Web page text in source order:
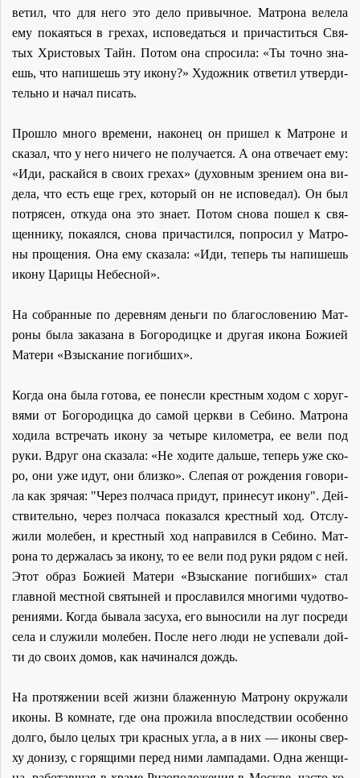
ве­тил, что для него это де­ло при­выч­ное. Мат­ро­на ве­ле­ла
ему по­ка­ять­ся в гре­хах, ис­по­ве­дать­ся и при­ча­стить­ся Свя­
тых Хри­сто­вых Тайн. По­том она спро­си­ла: «Ты точ­но зна­
ешь, что на­пи­шешь эту ико­ну?» Ху­дож­ник от­ве­тил утвер­ди­
тель­но и на­чал пи­сать.
Про­шло мно­го вре­ме­ни, на­ко­нец он при­шел к Мат­роне и
ска­зал, что у него ни­че­го не по­лу­ча­ет­ся. А она от­ве­ча­ет ему:
«Иди, рас­кай­ся в сво­их гре­хах» (ду­хов­ным зре­ни­ем она ви­
де­ла, что есть еще грех, ко­то­рый он не ис­по­ве­дал). Он был
по­тря­сен, от­ку­да она это зна­ет. По­том сно­ва по­шел к свя­
щен­ни­ку, по­ка­ял­ся, сно­ва при­ча­стил­ся, по­про­сил у Мат­ро­
ны про­ще­ния. Она ему ска­за­ла: «Иди, те­перь ты на­пи­шешь
ико­ну Ца­ри­цы Небес­ной».
На со­бран­ные по де­рев­ням день­ги по бла­го­сло­ве­нию Мат­
ро­ны бы­ла за­ка­за­на в Бо­го­ро­диц­ке и дру­гая ико­на Бо­жи­ей
Ма­те­ри «Взыс­ка­ние по­гиб­ших».
Ко­гда она бы­ла го­то­ва, ее по­нес­ли крест­ным хо­дом с хо­руг­
вя­ми от Бо­го­ро­диц­ка до са­мой церк­ви в Се­би­но. Мат­ро­на
хо­ди­ла встре­чать ико­ну за че­ты­ре ки­ло­мет­ра, ее ве­ли под
ру­ки. Вдруг она ска­за­ла: «Не хо­ди­те даль­ше, те­перь уже ско­
ро, они уже идут, они близ­ко». Сле­пая от рож­де­ния го­во­ри­
ла как зря­чая: "Через пол­ча­са при­дут, при­не­сут ико­ну". Дей­
стви­тель­но, через пол­ча­са по­ка­зал­ся крест­ный ход. От­слу­
жи­ли мо­ле­бен, и крест­ный ход на­пра­вил­ся в Се­би­но. Мат­
ро­на то дер­жа­лась за ико­ну, то ее ве­ли под ру­ки ря­дом с ней.
Этот об­раз Бо­жи­ей Ма­те­ри «Взыс­ка­ние по­гиб­ших» стал
глав­ной мест­ной свя­ты­ней и про­сла­вил­ся мно­ги­ми чу­до­тво­
ре­ни­я­ми. Ко­гда бы­ва­ла за­су­ха, его вы­но­си­ли на луг по­сре­ди
се­ла и слу­жи­ли мо­ле­бен. По­сле него лю­ди не успе­ва­ли дой­
ти до сво­их до­мов, как на­чи­нал­ся дождь.
На про­тя­же­нии всей жиз­ни бла­жен­ную Мат­ро­ну окру­жа­ли
ико­ны. В ком­на­те, где она про­жи­ла впо­след­ствии осо­бен­но
дол­го, бы­ло це­лых три крас­ных уг­ла, а в них — ико­ны свер­
ху до­ни­зу, с го­ря­щи­ми пе­ред ни­ми лам­па­да­ми. Од­на жен­щи­